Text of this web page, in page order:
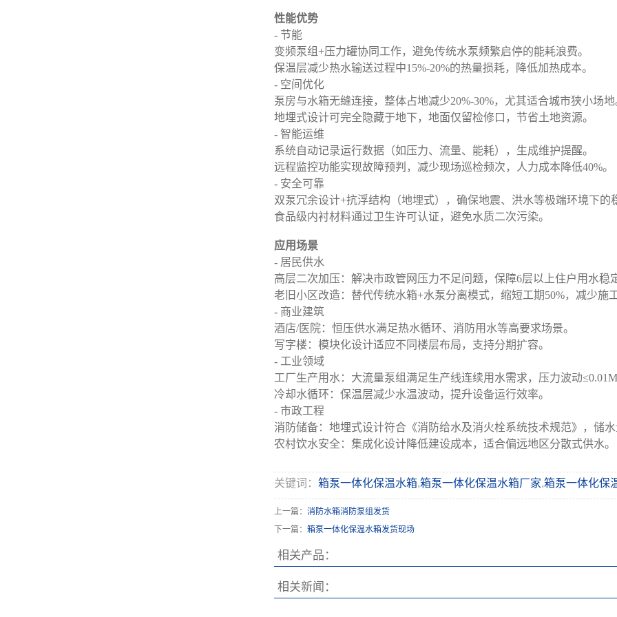
性能优势
- 节能
变频泵组+压力罐协同工作，避免传统水泵频繁启停的能耗浪费。
保温层减少热水输送过程中15%-20%的热量损耗，降低加热成本。
- 空间优化
泵房与水箱无缝连接，整体占地减少20%-30%，尤其适合城市狭小场地
地埋式设计可完全隐藏于地下，地面仅留检修口，节省土地资源。
- 智能运维
系统自动记录运行数据（如压力、流量、能耗），生成维护提醒。
远程监控功能实现故障预判，减少现场巡检频次，人力成本降低40%。
- 安全可靠
双泵冗余设计+抗浮结构（地埋式），确保地震、洪水等极端环境下的
食品级内衬材料通过卫生许可认证，避免水质二次污染。
应用场景
- 居民供水
高层二次加压：解决市政管网压力不足问题，保障6层以上住户用水稳
老旧小区改造：替代传统水箱+水泵分离模式，缩短工期50%，减少施
- 商业建筑
酒店/医院：恒压供水满足热水循环、消防用水等高要求场景。
写字楼：模块化设计适应不同楼层布局，支持分期扩容。
- 工业领域
工厂生产用水：大流量泵组满足生产线连续用水需求，压力波动
冷却水循环：保温层减少水温波动，提升设备运行效率。
- 市政工程
消防储备：地埋式设计符合《消防给水及消火栓系统技术规范》，储水
农村饮水安全：集成化设计降低建设成本，适合偏远地区分散式供水。
关键词： 箱泵一体化保温水箱,箱泵一体化保温水箱厂家,箱泵一体化保
上一篇： 消防水箱消防泵组发货
下一篇： 箱泵一体化保温水箱发货现场
相关产品：
相关新闻：